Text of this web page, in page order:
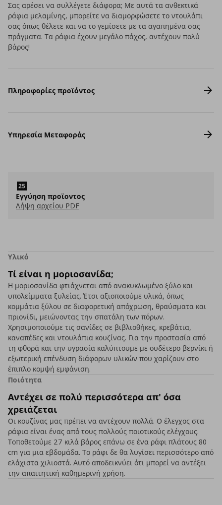
Σας αρέσει να συλλέγετε διάφορα; Με αυτά τα ανθεκτικά
ράφια μελαμίνης, μπορείτε να διαμορφώσετε το ντουλάπι
σας όπως θέλετε και να το γεμίσετε με τα αγαπημένα σας
πράγματα. Τα ράφια έχουν μεγάλο πάχος, αντέχουν πολύ
βάρος!
Πληροφορίες προϊόντος
Υπηρεσία Μεταφοράς
Εγγύηση προϊοντος
Λήψη αρχείου PDF
Υλικό
Τί είναι η μοριοσανίδα;
Η μοριοσανίδα φτιάχνεται από ανακυκλωμένο ξύλο και
υπολείμματα ξυλείας. Έτσι αξιοποιούμε υλικά, όπως
κομμάτια ξύλου σε διαφορετική απόχρωση, θραύσματα και
πριονίδι, μειώνοντας την σπατάλη των πόρων.
Χρησιμοποιούμε τις σανίδες σε βιβλιοθήκες, κρεβάτια,
καναπέδες και ντουλάπια κουζίνας. Για την προστασία από
τη φθορά και την υγρασία καλύπτουμε με ουδέτερο βερνίκι ή
εξωτερική επένδυση διάφορων υλικών που χαρίζουν στο
έπιπλο κομψή εμφάνιση.
Ποιότητα
Αντέχει σε πολύ περισσότερα απ' όσα
χρειάζεται
Οι κουζίνας μας πρέπει να αντέχουν πολλά. Ο έλεγχος στα
ράφια είναι ένας από τους πολλούς ποιοτικούς ελέγχους.
Τοποθετούμε 27 κιλά βάρος επάνω σε ένα ράφι πλάτους 80
cm για μια εβδομάδα. Το ράφι δε θα λυγίσει περισσότερο από
ελάχιστα χιλιοστά. Αυτό αποδεικνύει ότι μπορεί να αντέξει
την απαιτητική καθημερινή χρήση.